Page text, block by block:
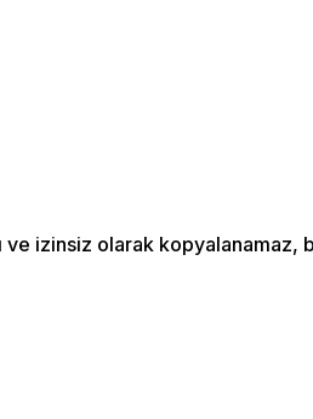
ve izinsiz olarak kopyalanamaz,